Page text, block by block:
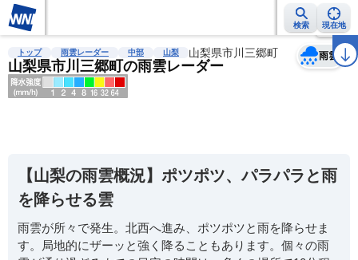
検索 現在地
雨雲レーダー 台風情報 地震情報 警報・注意報 2週間天気 ラ
トップ 雨雲レーダー 中部 山梨 山梨県市川三郷町
山梨県市川三郷町の雨雲レーダー
雨雲
天気 台風
【山梨の雨雲概況】ポツポツ、パラパラと雨
を降らせる雲
雨雲が所々で発生。北西へ進み、ポツポツと雨を降らせま
す。局地的にザーッと強く降ることもあります。個々の雨